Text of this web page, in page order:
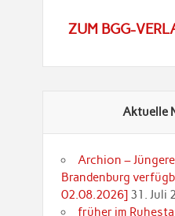
ZUM BGG-
Aktuelle
Archion –
Brandenburg
02.08.2026] 31. Juli
früher im